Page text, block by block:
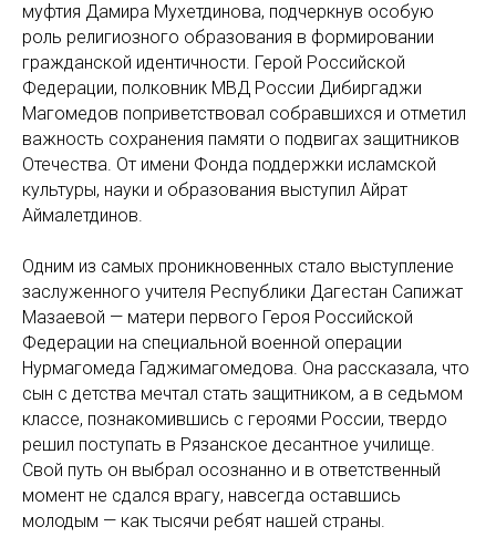
муфтия Дамира Мухетдинова, подчеркнув особую
роль религиозного образования в формировании
гражданской идентичности. Герой Российской
Федерации, полковник МВД России Дибиргаджи
Магомедов поприветствовал собравшихся и отметил
важность сохранения памяти о подвигах защитников
Отечества. От имени Фонда поддержки исламской
культуры, науки и образования выступил Айрат
Аймалетдинов.
Одним из самых проникновенных стало выступление
заслуженного учителя Республики Дагестан Сапижат
Мазаевой — матери первого Героя Российской
Федерации на специальной военной операции
Нурмагомеда Гаджимагомедова. Она рассказала, что
сын с детства мечтал стать защитником, а в седьмом
классе, познакомившись с героями России, твердо
решил поступать в Рязанское десантное училище.
Свой путь он выбрал осознанно и в ответственный
момент не сдался врагу, навсегда оставшись
молодым — как тысячи ребят нашей страны.